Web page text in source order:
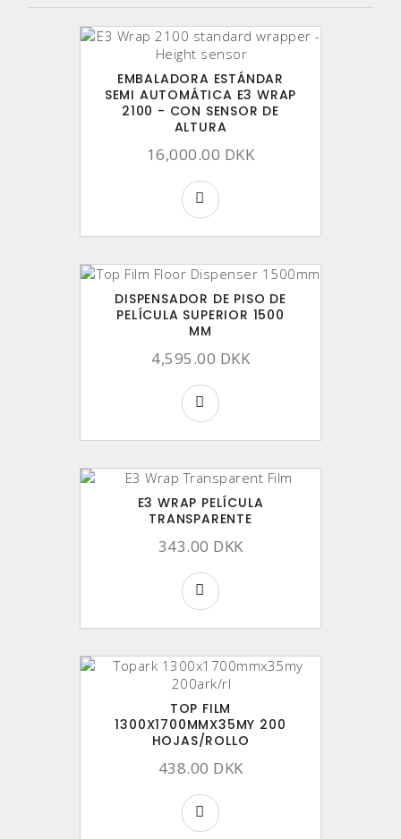
EMBALADORA ESTÁNDAR
SEMI AUTOMÁTICA E3 WRAP
2100 - CON SENSOR DE
ALTURA
16,000.00 DKK
DISPENSADOR DE PISO DE
PELÍCULA SUPERIOR 1500
MM
4,595.00 DKK
E3 WRAP PELÍCULA
TRANSPARENTE
343.00 DKK
TOP FILM
1300X1700MMX35MY 200
HOJAS/ROLLO
438.00 DKK